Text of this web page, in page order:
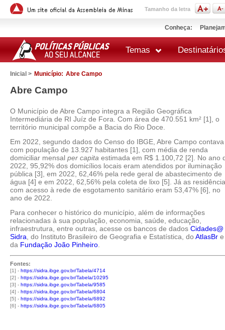
Tamanho da letra
Conheça:
Temas
Inicial > Município: Abre Campo
Abre Campo
O Município de Abre Campo integra a Região Geográfica
Intermediária de RI Juíz de Fora. Com área de 470.551 km² [1], o
território municipal compõe a Bacia do Rio Doce.
Em 2022, segundo dados do Censo do IBGE, Abre Campo contava
com população de 13.927 habitantes [1], com média de renda
domiciliar mensal per capita estimada em R$ 1.100,72 [2]. No ano
2022, 95,92% dos domicílios locais eram atendidos por iluminação
pública [3], em 2022, 62,46% pela rede geral de abastecimento de
água [4] e em 2022, 62,56% pela coleta de lixo [5]. Já as
com acesso à rede de esgotamento sanitário eram 53,47% [6], no
ano de 2022.
Para conhecer o histórico do município, além de informações
relacionadas à sua população, economia, saúde, educação,
infraestrutura, entre outras, acesse os bancos de dados Cidades@
Sidra , do Instituto Brasileiro de Geografia e Estatística, doAtlasBr e
da Fundação João Pinheiro
Fontes:
[1] - https://sidra.ibge.gov.br/Tabela/4714
[2] - https://sidra.ibge.gov.br/Tabela/10295
[3] - https://sidra.ibge.gov.br/Tabela/9585
[4] - https://sidra.ibge.gov.br/Tabela/6804
[5] - https://sidra.ibge.gov.br/Tabela/6892
[6] - https://sidra.ibge.gov.br/Tabela/6805